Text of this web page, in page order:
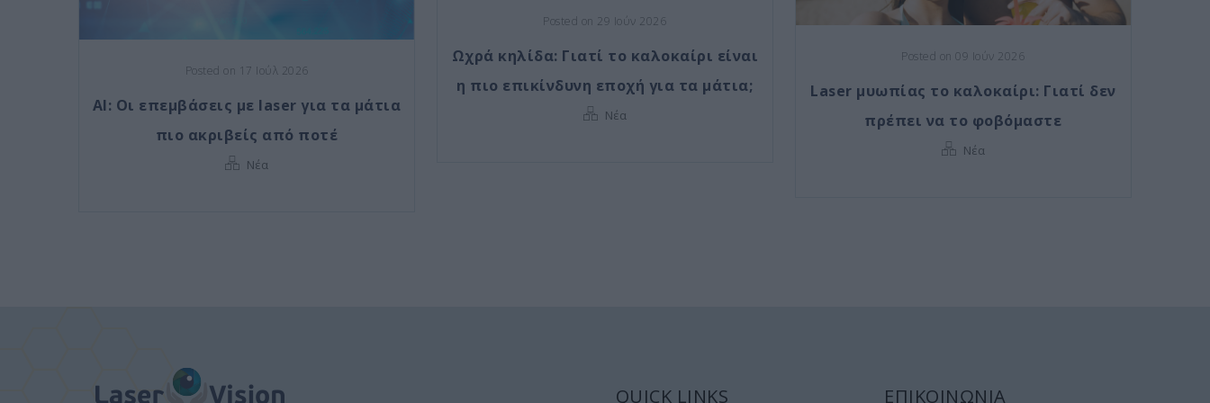
Posted on 17 Ιούλ 2026
AI: Οι επεμβάσεις με laser για τα μάτια
πιο ακριβείς από ποτέ
Νέα
Posted on 29 Ιούν 2026
Ωχρά κηλίδα: Γιατί το καλοκαίρι είναι
η πιο επικίνδυνη εποχή για τα μάτια;
Νέα
Posted on 09 Ιούν 2026
Laser μυωπίας το καλοκαίρι: Γιατί δεν
πρέπει να το φοβόμαστε
Νέα
QUICK LINKS ΕΠΙΚΟΙΝΩΝΙΑ